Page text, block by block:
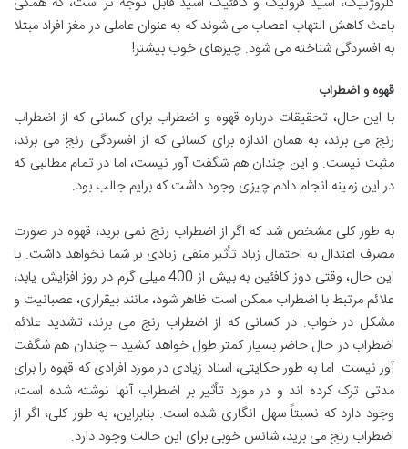
باعث کاهش التهاب اعصاب می شوند که به عنوان عاملی در مغز افراد مبتلا
به افسردگی شناخته می شود. چیزهای خوب بیشتر!
قهوه و اضطراب
با این حال، تحقیقات درباره قهوه و اضطراب برای کسانی که از اضطراب
رنج می برند، به همان اندازه برای کسانی که از افسردگی رنج می برند،
مثبت نیست. و این چندان هم شگفت آور نیست، اما در تمام مطالبی که
در این زمینه انجام دادم چیزی وجود داشت که برایم جالب بود.
به طور کلی مشخص شد که اگر از اضطراب رنج نمی برید، قهوه در صورت
مصرف اعتدال به احتمال زیاد تأثیر منفی زیادی بر شما نخواهد داشت. با
این حال، وقتی دوز کافئین به بیش از 400 میلی گرم در روز افزایش یابد،
علائم مرتبط با اضطراب ممکن است ظاهر شود، مانند بیقراری، عصبانیت و
مشکل در خواب. در کسانی که از اضطراب رنج می برند، تشدید علائم
اضطراب در حال حاضر بسیار کمتر طول خواهد کشید – چندان هم شگفت
آور نیست. اما به طور حکایتی، اسناد زیادی در مورد افرادی که قهوه را برای
مدتی ترک کرده اند و در مورد تأثیر بر اضطراب آنها نوشته شده است،
وجود دارد که نسبتاً سهل انگاری شده است. بنابراین، به طور کلی، اگر از
اضطراب رنج می برید، شانس خوبی برای این حالت وجود دارد.